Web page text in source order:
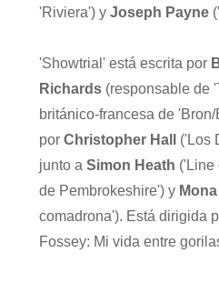
'Riviera') y Joseph Payne
'Showtrial' está escrita por
Richards(responsable de
británico-francesa de
por Christopher Hall
('Los
junto a Simon Heath ('Line
de Pembrokeshire') y
comadrona'). Está dirigida
Fossey: Mi vida entre